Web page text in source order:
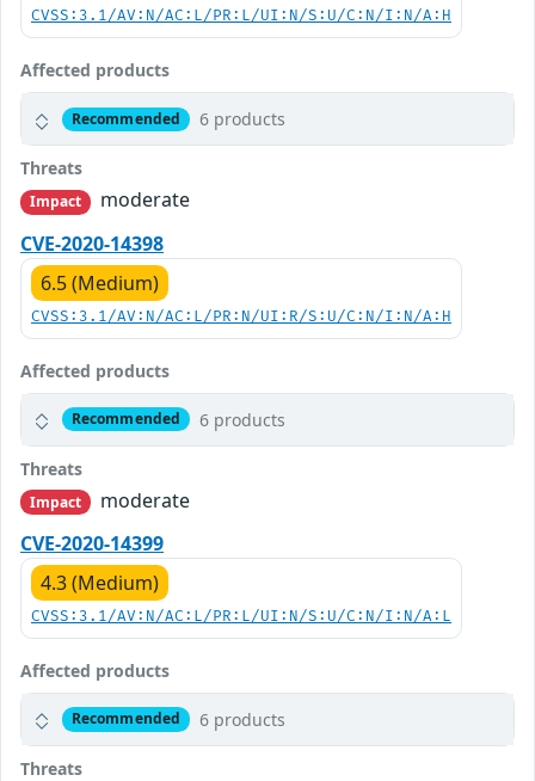
CVSS:3.1/AV:N/AC:L/PR:L/UI:N/S:U/C:N/I:N/A:H
Affected products
Recommended 6 products
Threats
Impact
moderate
CVE-2020-14398
6.5 (Medium)
CVSS:3.1/AV:N/AC:L/PR:N/UI:R/S:U/C:N/I:N/A:H
Affected products
Recommended 6 products
Threats
Impact
moderate
CVE-2020-14399
4.3 (Medium)
CVSS:3.1/AV:N/AC:L/PR:L/UI:N/S:U/C:N/I:N/A:L
Affected products
Recommended 6 products
Threats